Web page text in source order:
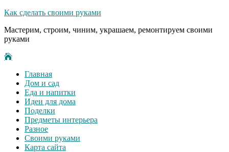
Как сделать своими руками
Мастерим, строим, чиним, украшаем, ремонтируем своими
руками
Главная
Дом и сад
Еда и напитки
Идеи для дома
Поделки
Предметы интерьера
Разное
Своими руками
Карта сайта